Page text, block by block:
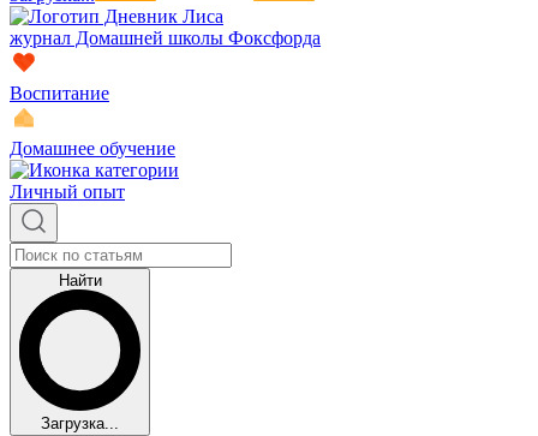
журнал Домашней школы Фоксфорда
Воспитание
Домашнее обучение
Личный опыт
Найти
Загрузка...